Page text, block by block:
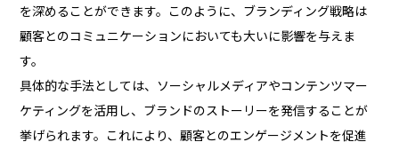
を深めることができます。このように、ブランディング戦略は
顧客とのコミュニケーションにおいても大いに影響を与えま
す。
具体的な手法としては、ソーシャルメディアやコンテンツマー
ケティングを活用し、ブランドのストーリーを発信することが
挙げられます。これにより、顧客とのエンゲージメントを促進